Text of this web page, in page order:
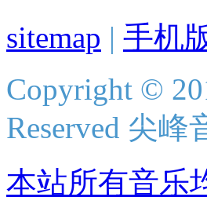
sitemap | 手机
Copyright ©
Reserved 尖
本站所有音乐